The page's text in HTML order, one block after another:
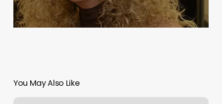
You May Also Like